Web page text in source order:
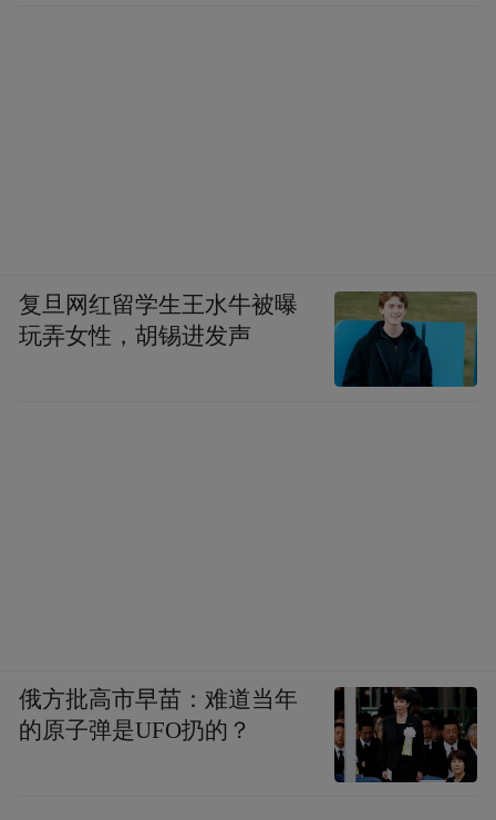
复旦网红留学生王水牛被曝
玩弄女性，胡锡进发声
俄方批高市早苗：难道当年
的原子弹是UFO扔的？